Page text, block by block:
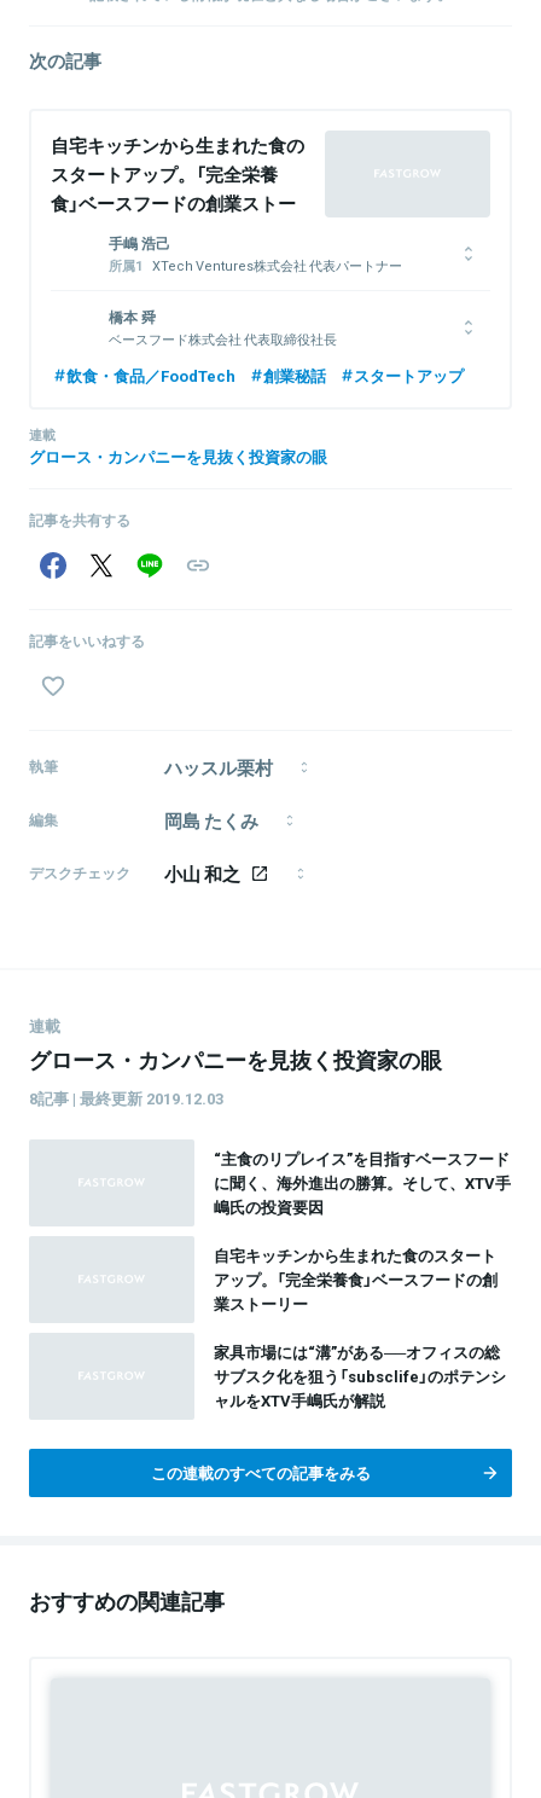
次の記事
自宅キッチンから生まれた食の
スタートアップ。「完全栄養
食」ベースフードの創業ストー
手嶋 浩己
XTech Ventures株式会社 代表パートナー
1976年生まれ。1999年一橋大学商学部卒業後、博報堂に入社し、
戦略プランナーとして6年間勤務。2006年インタースパイア（現ユ
ナイテッド）入社、取締役に就任。その後、2度の経営統合を行い、
2012年ユナイテッド取締役に就任、新規事業立ち上げや創業期メル
取締役を経て、LayerX取締役に就任（現任）。平行してXTech
Venturesを創業し、代表パートナーに就任（現任）。
橋本 舜
ベースフード株式会社 代表取締役社長
東京大学卒業後、新卒で株式会社ディー・エヌ・エーに入社し、新
規事業を担当。国が抱える大きな課題の解決に挑むことに、事業家
し、代表取締役社長を務める。
関連情報をみる
飲食・食品／FoodTech 創業秘話 スタートアップ
連載
グロース・カンパニーを見抜く投資家の眼
記事を共有する
記事をいいねする
執筆 ハッスル栗村
を取材し、新聞や雑誌の制作・販売に携わる。早稲田
編集 岡島 たくみ
者。1995年生まれ、福井県出身。神戸大学経済学部経
デスクチェック 小山 和之
inquire所属。
連載
グロース・カンパニーを見抜く投資家の眼
8記事 | 最終更新 2019.12.03
“主食のリプレイス”を目指すベースフード
に聞く、海外進出の勝算。そして、XTV手
嶋氏の投資要因
自宅キッチンから生まれた食のスタート
アップ。「完全栄養食」ベースフードの創
業ストーリー
家具市場には“溝”がある──オフィスの総
サブスク化を狙う「subsclife」のポテンシ
ャルをXTV手嶋氏が解説
この連載のすべての記事をみる
おすすめの関連記事